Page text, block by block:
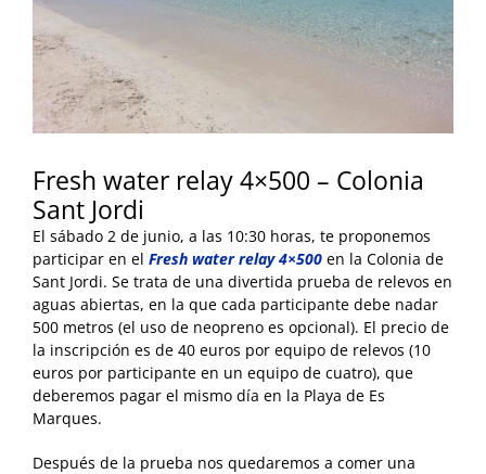
Fresh water relay 4×500 – Colonia
Sant Jordi
El sábado 2 de junio, a las 10:30 horas, te proponemos
participar en el Fresh water relay 4×500 en la Colonia de
Sant Jordi. Se trata de una divertida prueba de relevos en
aguas abiertas, en la que cada participante debe nadar
500 metros (el uso de neopreno es opcional). El precio de
la inscripción es de 40 euros por equipo de relevos (10
euros por participante en un equipo de cuatro), que
deberemos pagar el mismo día en la Playa de Es
Marques.
Después de la prueba nos quedaremos a comer una